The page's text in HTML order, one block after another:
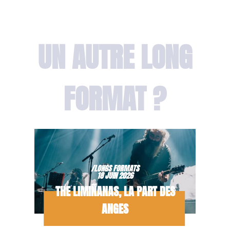
UN AUTRE LONG
FORMAT ?
/LONGS FORMATS
18 JUIN 2026
THE LIMIÑANAS, LA PART DES
ANGES